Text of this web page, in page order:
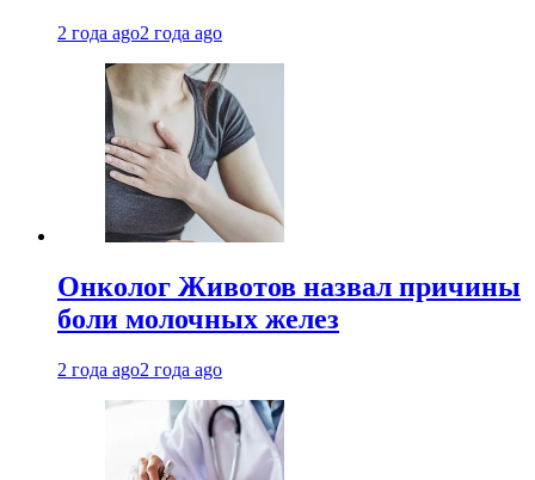
2 года ago2 года ago
Онколог Животов назвал причины
боли молочных желез
2 года ago2 года ago